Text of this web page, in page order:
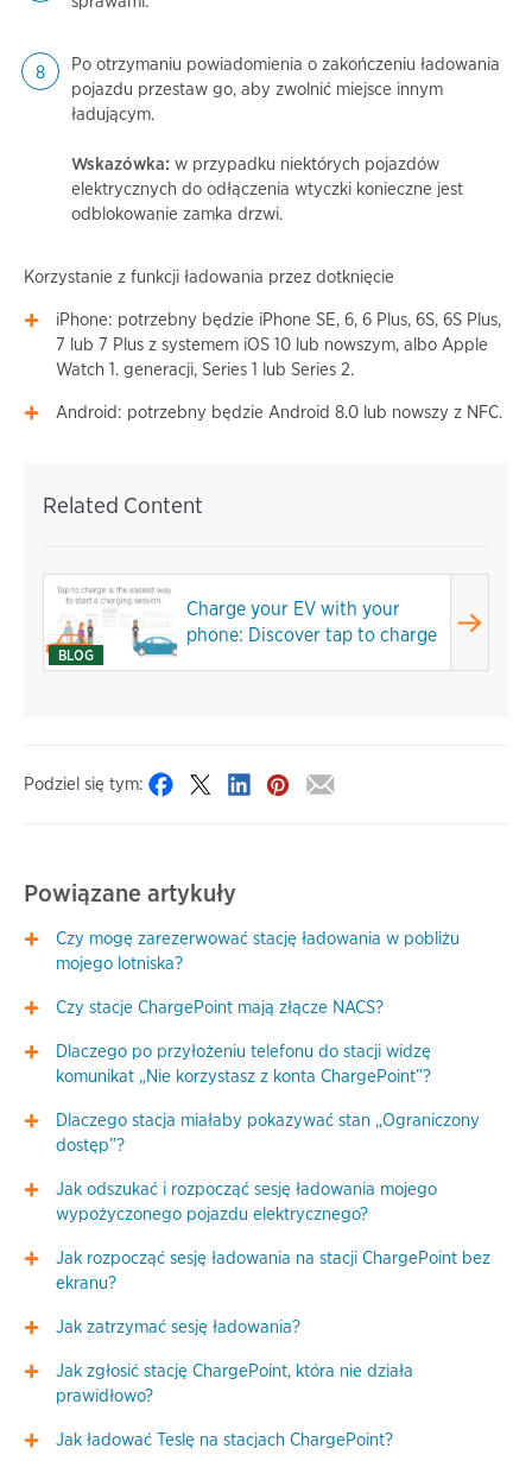
Po otrzymaniu powiadomienia o zakończeniu ładowania
pojazdu przestaw go, aby zwolnić miejsce innym
ładującym.
Wskazówka: w przypadku niektórych pojazdów
elektrycznych do odłączenia wtyczki konieczne jest
odblokowanie zamka drzwi.
Korzystanie z funkcji ładowania przez dotknięcie
iPhone: potrzebny będzie iPhone SE, 6, 6 Plus, 6S, 6S Plus,
7 lub 7 Plus z systemem iOS 10 lub nowszym, albo Apple
Watch 1. generacji, Series 1 lub Series 2.
Android: potrzebny będzie Android 8.0 lub nowszy z NFC.
Related Content
BLOG
Charge your EV with your
phone: Discover tap to charge
Podziel się tym:
Powiązane artykuły
Czy mogę zarezerwować stację ładowania w pobliżu
mojego lotniska?
Czy stacje ChargePoint mają złącze NACS?
Dlaczego po przyłożeniu telefonu do stacji widzę
komunikat „Nie korzystasz z konta ChargePoint”?
Dlaczego stacja miałaby pokazywać stan „Ograniczony
dostęp”?
Jak odszukać i rozpocząć sesję ładowania mojego
wypożyczonego pojazdu elektrycznego?
Jak rozpocząć sesję ładowania na stacji ChargePoint bez
ekranu?
Jak zatrzymać sesję ładowania?
Jak zgłosić stację ChargePoint, która nie działa
prawidłowo?
Jak ładować Teslę na stacjach ChargePoint?